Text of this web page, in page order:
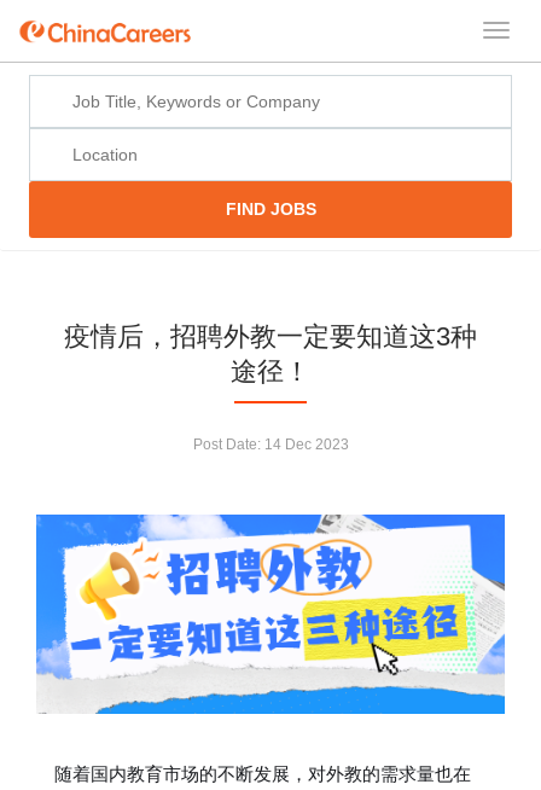
FIND JOBS
疫情后，招聘外教一定要知道这3种
途径！
Post Date: 14 Dec 2023
随着国内教育市场的不断发展，对外教的需求量也在